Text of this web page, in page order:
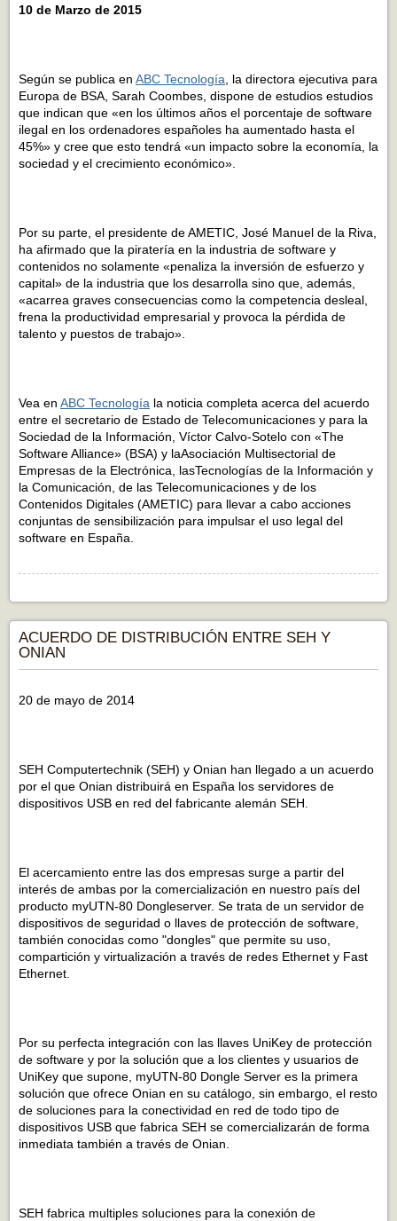
10 de Marzo de 2015
Según se publica en ABC Tecnología , la directora ejecutiva para
Europa de BSA, Sarah Coombes, dispone de estudios estudios
que indican que «en los últimos años el porcentaje de software
ilegal en los ordenadores españoles ha aumentado hasta el
45%» y cree que esto tendrá «un impacto sobre la economía, la
sociedad y el crecimiento económico».
Por su parte, el presidente de AMETIC, José Manuel de la Riva,
ha afirmado que la piratería en la industria de software y
contenidos no solamente «penaliza la inversión de esfuerzo y
capital» de la industria que los desarrolla sino que, además,
«acarrea graves consecuencias como la competencia desleal,
frena la productividad empresarial y provoca la pérdida de
talento y puestos de trabajo».
Vea en ABC Tecnología la noticia completa acerca del acuerdo
entre el secretario de Estado de Telecomunicaciones y para la
Sociedad de la Información, Víctor Calvo-Sotelo con «The
Software Alliance» (BSA) y laAsociación Multisectorial de
Empresas de la Electrónica, lasTecnologías de la Información y
la Comunicación, de las Telecomunicaciones y de los
Contenidos Digitales (AMETIC) para llevar a cabo acciones
conjuntas de sensibilización para impulsar el uso legal del
software en España.
ACUERDO DE DISTRIBUCIÓN ENTRE SEH Y
ONIAN
20 de mayo de 2014
SEH Computertechnik (SEH) y Onian han llegado a un acuerdo
por el que Onian distribuirá en España los servidores de
dispositivos USB en red del fabricante alemán SEH.
El acercamiento entre las dos empresas surge a partir del
interés de ambas por la comercialización en nuestro país del
producto myUTN-80 Dongleserver. Se trata de un servidor de
dispositivos de seguridad o llaves de protección de software,
también conocidas como "dongles" que permite su uso,
compartición y virtualización a través de redes Ethernet y Fast
Ethernet.
Por su perfecta integración con las llaves UniKey de protección
de software y por la solución que a los clientes y usuarios de
UniKey que supone, myUTN-80 Dongle Server es la primera
solución que ofrece Onian en su catálogo, sin embargo, el resto
de soluciones para la conectividad en red de todo tipo de
dispositivos USB que fabrica SEH se comercializarán de forma
inmediata también a través de Onian.
SEH fabrica multiples soluciones para la conexión de